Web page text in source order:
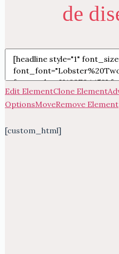
de
Edit ElementClone Element
OptionsMoveRemove Element
[custom_html]